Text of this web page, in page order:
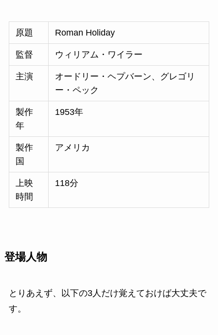
原題 Roman Holiday
監督 ウィリアム・ワイラー
主演
オードリー・ヘプバーン、グレゴリ
ー・ペック
製作
年
1953年
製作
国
アメリカ
上映
時間
118分
登場人物
とりあえず、以下の3人だけ覚えておけば大丈夫で
す。